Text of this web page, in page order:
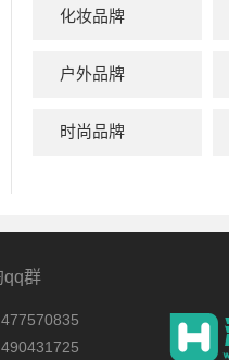
化妆品牌
户外品牌
时尚品牌
qq群